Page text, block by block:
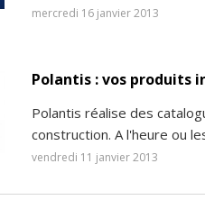
mercredi 16 janvier 2013
Polantis : vos produits
Polantis réalise des
construction. A l'heure ou
vendredi 11 janvier 2013